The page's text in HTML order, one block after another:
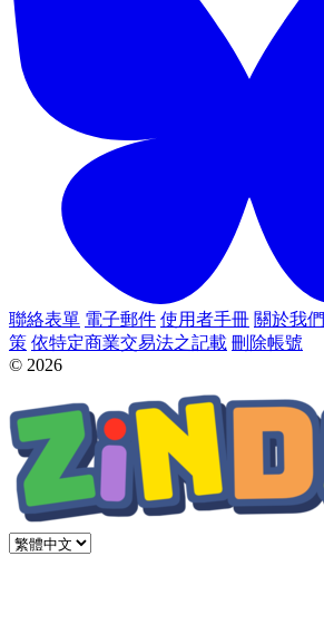
聯絡表單 電子郵件 使用者手冊 關於我們
策 依特定商業交易法之記載 刪除帳號
© 2026